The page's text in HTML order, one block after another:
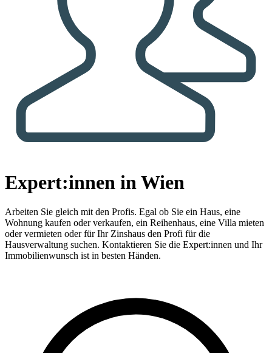
Expert:innen in Wien
Arbeiten Sie gleich mit den Profis. Egal ob Sie ein Haus, eine
Wohnung kaufen oder verkaufen, ein Reihenhaus, eine Villa mieten
oder vermieten oder für Ihr Zinshaus den Profi für die
Hausverwaltung suchen. Kontaktieren Sie die Expert:innen und Ihr
Immobilienwunsch ist in besten Händen.